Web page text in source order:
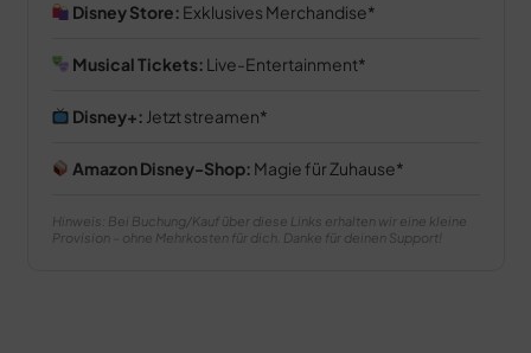
Disney Store: Exklusives Merchandise
Musical Tickets: Live-Entertainment
Disney+: Jetzt streamen
Amazon Disney-Shop: Magie für Zuhause
Hinweis: Bei Buchung/Kauf über diese Links erhalten wir eine kleine
Provision – ohne Mehrkosten für dich. Danke für deinen Support!